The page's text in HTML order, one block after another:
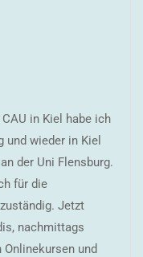
in Kiel habe ich
und wieder in Kiel
der Uni Flensburg.
für die
Jetzt
nachmittags
und